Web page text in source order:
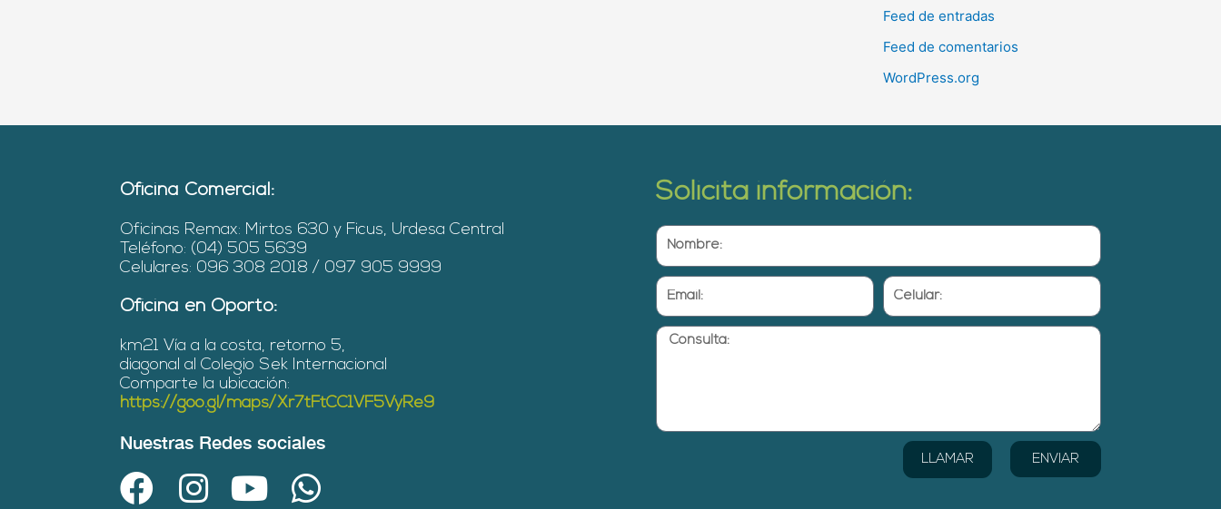
Feed de entradas
Feed de comentarios
WordPress.org
Oficina Comercial:
Oficinas Remax: Mirtos 630 y Ficus, Urdesa Central
Teléfono: (04) 505 5639
Celulares: 096 308 2018 / 097 905 9999
Oficina en Oporto:
km21 Vía a la costa, retorno 5,
diagonal al Colegio Sek Internacional
Comparte la ubicación:
https://goo.gl/maps/Xr7tFtCC1VF5VyRe9
Nuestras Redes sociales
F
I
Y
W
Solicita información:
Nombre:
Email: Celular:
Consulta:
ENVIAR
LLAMAR